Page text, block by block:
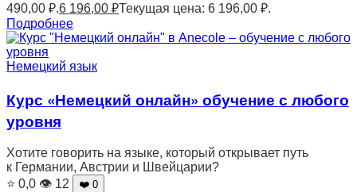
490,00 ₽.6 196,00 ₽Текущая цена: 6 196,00 ₽.
Подробнее
Немецкий язык
Курс «Немецкий онлайн» обучение с любого
уровня
Хотите говорить на языке, который открывает путь
к Германии, Австрии и Швейцарии?
⭐ 0,0 👁 12 ❤️ 0